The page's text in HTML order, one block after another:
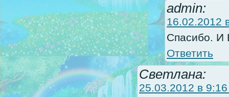
admin:
16.02.2012
Спасибо. И
Ответить
Светлана:
25.03.2012 в